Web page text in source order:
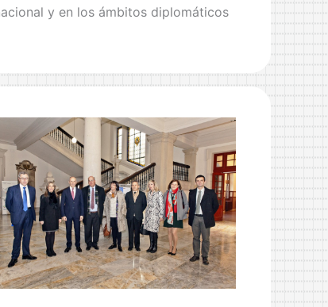
y en los ámbitos diplomáticos
DeustoForum:
a
la
seguridad
internacional:
evolución,
presente
y
futuro